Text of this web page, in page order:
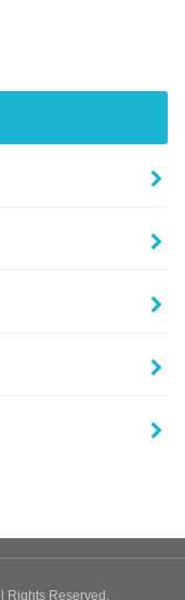
Rights Reserved.